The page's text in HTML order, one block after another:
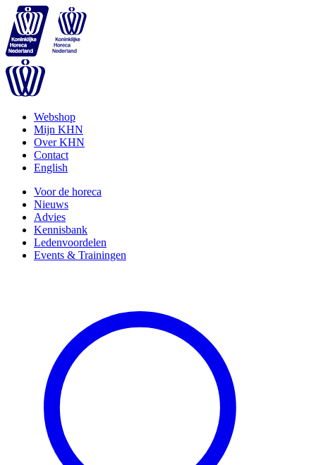
Webshop
Mijn KHN
Over KHN
Contact
English
Voor de horeca
Nieuws
Advies
Kennisbank
Ledenvoordelen
Events & Trainingen